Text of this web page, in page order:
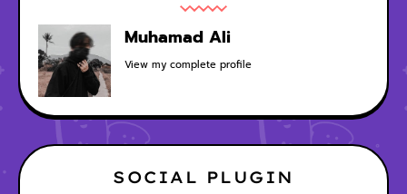
Muhamad Ali
View my complete profile
SOCIAL PLUGIN